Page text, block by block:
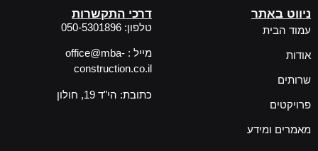
ניווט באתר
עמוד הבית
אודות
שרותים
פרויקטים
מאמרים ומידע
דרכי התקשרות
טלפון: 050-5301896
מייל : office@mba-
construction.co.il
כתובת: הי"ד 19, חולון